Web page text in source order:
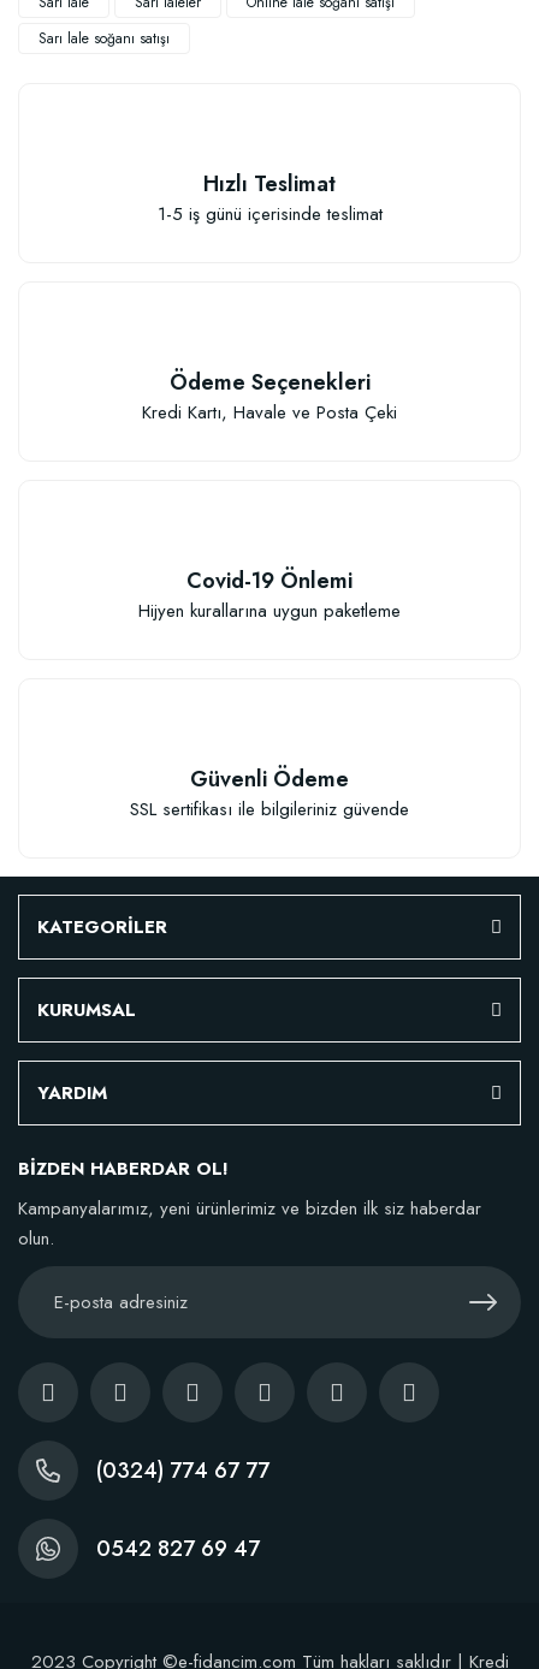
Sepete Ekle
Çiçek Soğanları İçin Özel Karışım Çiçek Soğanı Gelişim Gübresi (50
21,86 TL
Sepete Ekle
Sarı lale soğanı satışı
Hızlı Teslimat
1-5 iş günü içerisinde teslimat
Ödeme Seçenekleri
Kredi Kartı, Havale ve Posta Çeki
Covid-19 Önlemi
Hijyen kurallarına uygun paketleme
Güvenli Ödeme
SSL sertifikası ile bilgileriniz güvende
KATEGORİLER
KURUMSAL
YARDIM
BİZDEN HABERDAR OL!
Kampanyalarımız, yeni ürünlerimiz ve bizden ilk siz haberdar
olun.
(0324) 774 67 77
0542 827 69 47
2023 Copyright ©e-fidancim.com Tüm hakları saklıdır | Kredi